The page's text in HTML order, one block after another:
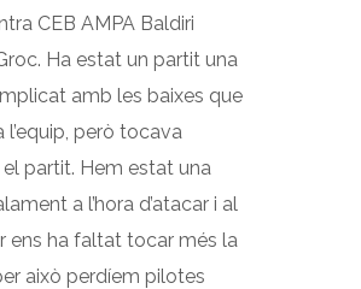
CEB AMPA Baldiri
Ha estat un partit una
amb les baixes que
l’equip, però tocava
partit. Hem estat una
a l’hora d’atacar i al
ens ha faltat tocar més la
això perdíem pilotes